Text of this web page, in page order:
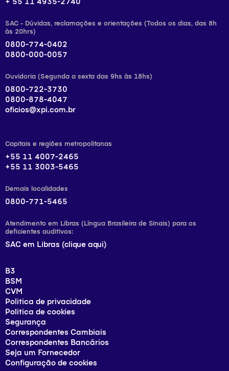
SAC - Dúvidas, reclamações e orientações (Todos os dias, das 8h
às 20hrs)
0800-774-0402
0800-000-0057
Ouvidoria (Segunda a sexta das 9hs às 18hs)
0800-722-3730
0800-878-4047
oficios@xpi.com.br
Capitais e regiões metropolitanas
+55 11 4007-2465
+55 11 3003-5465
Demais localidades
0800-771-5465
Atendimento em Libras (Língua Brasileira de Sinais) para os
deficientes auditivos:
SAC em Libras (clique aqui)
B3
BSM
CVM
Politica de privacidade
Politica de cookies
Segurança
Correspondentes Cambiais
Correspondentes Bancários
Seja um Fornecedor
Configuração de cookies